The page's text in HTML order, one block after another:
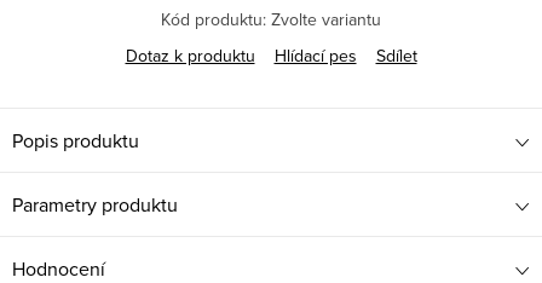
Kód produktu: Zvolte variantu
Dotaz k produktu
Hlídací pes Sdílet
Popis produktu
Parametry produktu
Hodnocení